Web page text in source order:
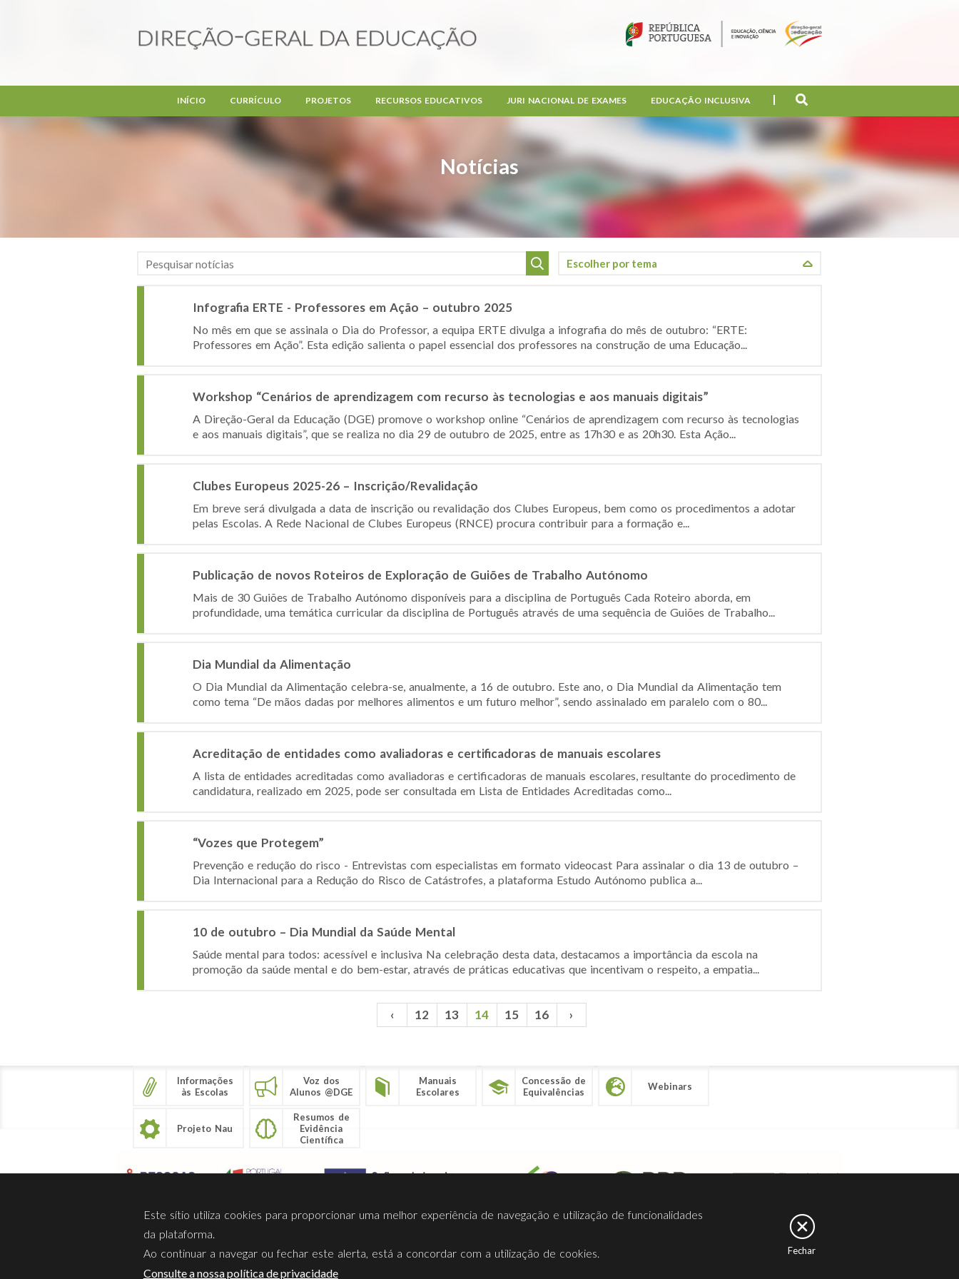
Notícias
INÍCIO CURRÍCULO PROJETOS RECURSOS EDUCATIVOS JURI NACIONAL DE EXAMES EDUCAÇÃO INCLUSIVA
Infografia ERTE - Professores em Ação – outubro 2025
No mês em que se assinala o Dia do Professor, a equipa ERTE divulga a infografia do mês de outubro: “ERTE:
Professores em Ação”. Esta edição salienta o papel essencial dos professores na construção de uma Educação...
Workshop “Cenários de aprendizagem com recurso às tecnologias e aos manuais digitais”
A Direção-Geral da Educação (DGE) promove o workshop online “Cenários de aprendizagem com recurso às tecnologias
e aos manuais digitais”, que se realiza no dia 29 de outubro de 2025, entre as 17h30 e as 20h30. Esta Ação...
Clubes Europeus 2025-26 – Inscrição/Revalidação
Em breve será divulgada a data de inscrição ou revalidação dos Clubes Europeus, bem como os procedimentos a adotar
pelas Escolas. A Rede Nacional de Clubes Europeus (RNCE) procura contribuir para a formação e...
Publicação de novos Roteiros de Exploração de Guiões de Trabalho Autónomo
Mais de 30 Guiões de Trabalho Autónomo disponíveis para a disciplina de Português Cada Roteiro aborda, em
profundidade, uma temática curricular da disciplina de Português através de uma sequência de Guiões de Trabalho...
Dia Mundial da Alimentação
O Dia Mundial da Alimentação celebra-se, anualmente, a 16 de outubro. Este ano, o Dia Mundial da Alimentação tem
como tema “De mãos dadas por melhores alimentos e um futuro melhor”, sendo assinalado em paralelo com o 80...
Acreditação de entidades como avaliadoras e certificadoras de manuais escolares
A lista de entidades acreditadas como avaliadoras e certificadoras de manuais escolares, resultante do procedimento de
candidatura, realizado em 2025, pode ser consultada em Lista de Entidades Acreditadas como...
“Vozes que Protegem”
Prevenção e redução do risco - Entrevistas com especialistas em formato videocast Para assinalar o dia 13 de outubro –
Dia Internacional para a Redução do Risco de Catástrofes, a plataforma Estudo Autónomo publica a...
10 de outubro – Dia Mundial da Saúde Mental
Saúde mental para todos: acessível e inclusiva Na celebração desta data, destacamos a importância da escola na
promoção da saúde mental e do bem-estar, através de práticas educativas que incentivam o respeito, a empatia...
‹ 12 13 14 15 16 ›
Informações
às Escolas
Voz dos
Alunos @DGE
Manuais
Escolares
Concessão de
Equivalências
Webinars
Projeto Nau
Resumos de
Evidência
Científica
Sobre Nós Privacidade Termos Utilização Contactos Ligações Facebook
Este sítio utiliza cookies para proporcionar uma melhor experiência de navegação e utilização de funcionalidades
da plataforma.
Ao continuar a navegar ou fechar este alerta, está a concordar com a utilização de cookies.
Consulte a nossa política de privacidade
Fechar